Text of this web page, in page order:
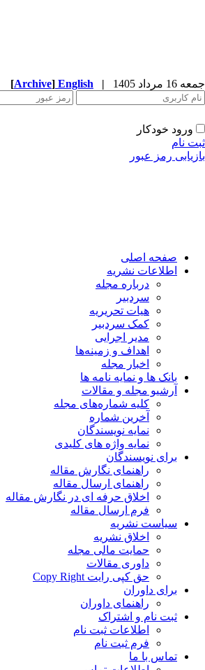
جمعه 16 مرداد 1405 |
English
[Archive]
ورود خودکار
ثبت نام
بازیابی رمز عبور
صفحه اصلی
اطلاعات نشریه
درباره مجله
سردبیر
هیات تحریریه
کمک سردبیر
مدیر اجرایی
اهداف و زمینه‌ها
اخبار مجله
بانک ها و نمایه نامه ها
آرشیو مجله و مقالات
کلیه شماره‌های مجله
آخرین شماره
نمایه نویسندگان
نمایه واژه های کلیدی
برای نویسندگان
راهنمای نگارش مقاله
راهنمای ارسال مقاله
اخلاق حرفه ای در نگارش مقاله
فرم ارسال مقاله
سیاست نشریه
اخلاق نشریه
حمایت مالی مجله
داوری مقالات
حق کپی رایت Copy Right
برای داوران
راهنمای داوران
ثبت نام و اشتراک
اطلاعات ثبت نام
فرم ثبت نام
تماس با ما